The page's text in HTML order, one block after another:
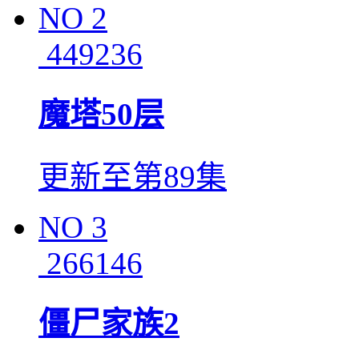
NO 2
449236
魔塔50层
更新至第89集
NO 3
266146
僵尸家族2